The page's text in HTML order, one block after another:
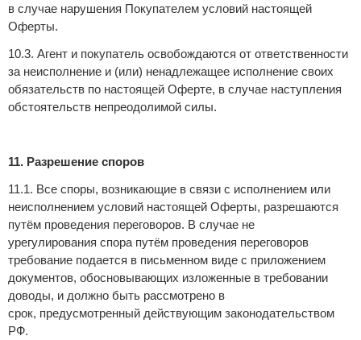
в случае нарушения Покупателем условий настоящей
Оферты.
10.3. Агент и покупатель освобождаются от ответственности
за неисполнение и (или) ненадлежащее исполнение своих
обязательств по настоящей Оферте, в случае наступления
обстоятельств непреодолимой силы.
11. Разрешение споров
11.1. Все споры, возникающие в связи с исполнением или
неисполнением условий настоящей Оферты, разрешаются
путём проведения переговоров. В случае не
урегулирования спора путём проведения переговоров
требование подается в письменном виде с приложением
документов, обосновывающих изложенные в требовании
доводы, и должно быть рассмотрено в
срок, предусмотренный действующим законодательством
РФ.